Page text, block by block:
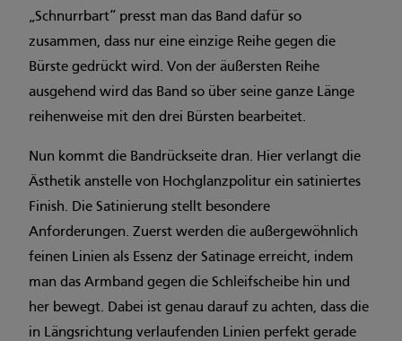
„Schnurrbart“ presst man das Band dafür so
zusammen, dass nur eine einzige Reihe gegen die
Bürste gedrückt wird. Von der äußersten Reihe
ausgehend wird das Band so über seine ganze Länge
reihenweise mit den drei Bürsten bearbeitet.
Nun kommt die Bandrückseite dran. Hier verlangt die
Ästhetik anstelle von Hochglanzpolitur ein satiniertes
Finish. Die Satinierung stellt besondere
Anforderungen. Zuerst werden die außergewöhnlich
feinen Linien als Essenz der Satinage erreicht, indem
man das Armband gegen die Schleifscheibe hin und
her bewegt. Dabei ist genau darauf zu achten, dass die
in Längsrichtung verlaufenden Linien perfekt gerade